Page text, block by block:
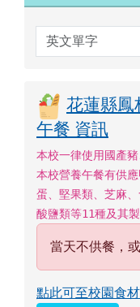
英文單字
花蓮縣鳳
午餐 資訊
本校一律使用國產
本校營養午餐有供
蛋、堅果類、芝麻
酸鹽類等11種及其
當天不供餐，
點此可至校園食